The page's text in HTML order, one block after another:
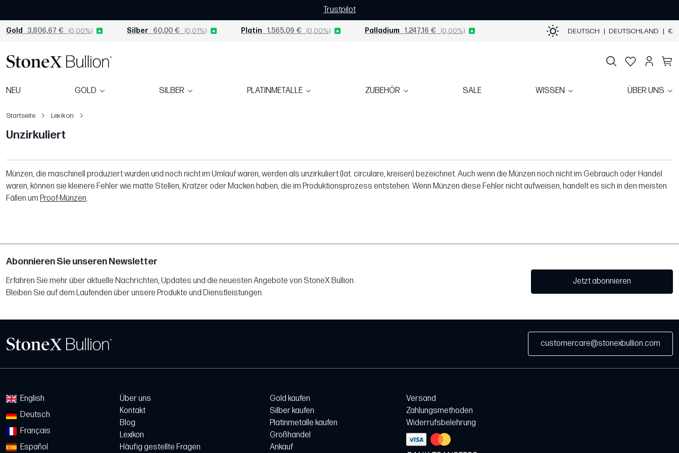
Trustpilot
Gold 3.806,67 € (0,00%) Silber 60,00 € (0,01%) Platin 1.565,09 € (0,00%) Palladium 1.247,16 € (0,00%) DEUTSCH | DEUTSCHLAND | €
NEU GOLD SILBER PLATINMETALLE ZUBEHÖR SALE WISSEN ÜBER UNS
Startseite Lexikon
Unzirkuliert
Münzen, die maschinell produziert wurden und noch nicht im Umlauf waren, werden als unzirkuliert (lat. circulare, kreisen) bezeichnet. Auch wenn die Münzen noch nicht im Gebrauch oder Handel
waren, können sie kleinere Fehler wie matte Stellen, Kratzer oder Macken haben, die im Produktionsprozess entstehen. Wenn Münzen diese Fehler nicht aufweisen, handelt es sich in den meisten
Fällen um Proof-Münzen.
Abonnieren Sie unseren Newsletter
Erfahren Sie mehr über aktuelle Nachrichten, Updates und die neuesten Angebote von StoneX Bullion.
Bleiben Sie auf dem Laufenden über unsere Produkte und Dienstleistungen.
Jetzt abonnieren
customercare@stonexbullion.com
English
Deutsch
Français
Español
Über uns
Kontakt
Blog
Lexikon
Häufig gestellte Fragen
Gold kaufen
Silber kaufen
Platinmetalle kaufen
Großhandel
Ankauf
Versand
Zahlungsmethoden
Widerrufsbelehrung